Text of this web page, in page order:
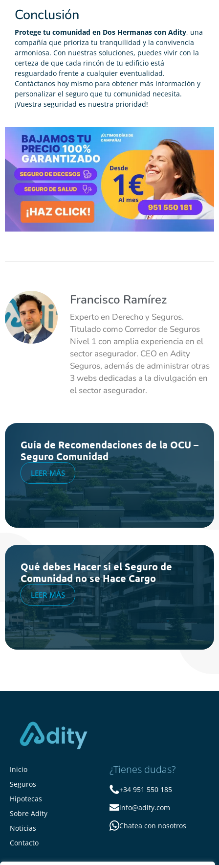
Conclusión
Protege tu comunidad en Dos Hermanas con Adity, una
compañía que prioriza tu tranquilidad y la convivencia
armoniosa. Con nuestras soluciones, puedes vivir con la
certeza de que cada rincón de tu edificio está
resguardado frente a cualquier eventualidad.
Contáctanos hoy mismo para obtener más información y
personalizar el seguro que tu comunidad necesita.
¡Vuestra seguridad es nuestra prioridad!
Francisco Ramírez
Experto en Derecho y Seguros.
Titulado como Corredor de Seguros
Nivel 1 con amplia experiencia en el
sector asegurador. CEO en Adity
Seguros, además de administrar otras
3 webs dedicadas a la divulgación en
el sector asegurador.
Guía de Recomendaciones de la OCU –
Seguro Comunidad
LEER MÁS
Qué debes Hacer si el Seguro de
Comunidad no se Hace Cargo
LEER MÁS
Inicio
Seguros
Hipotecas
Sobre Adity
Noticias
Contacto
¿Tienes dudas?
+34 951 550 185
info@adity.com
Chatea con nosotros